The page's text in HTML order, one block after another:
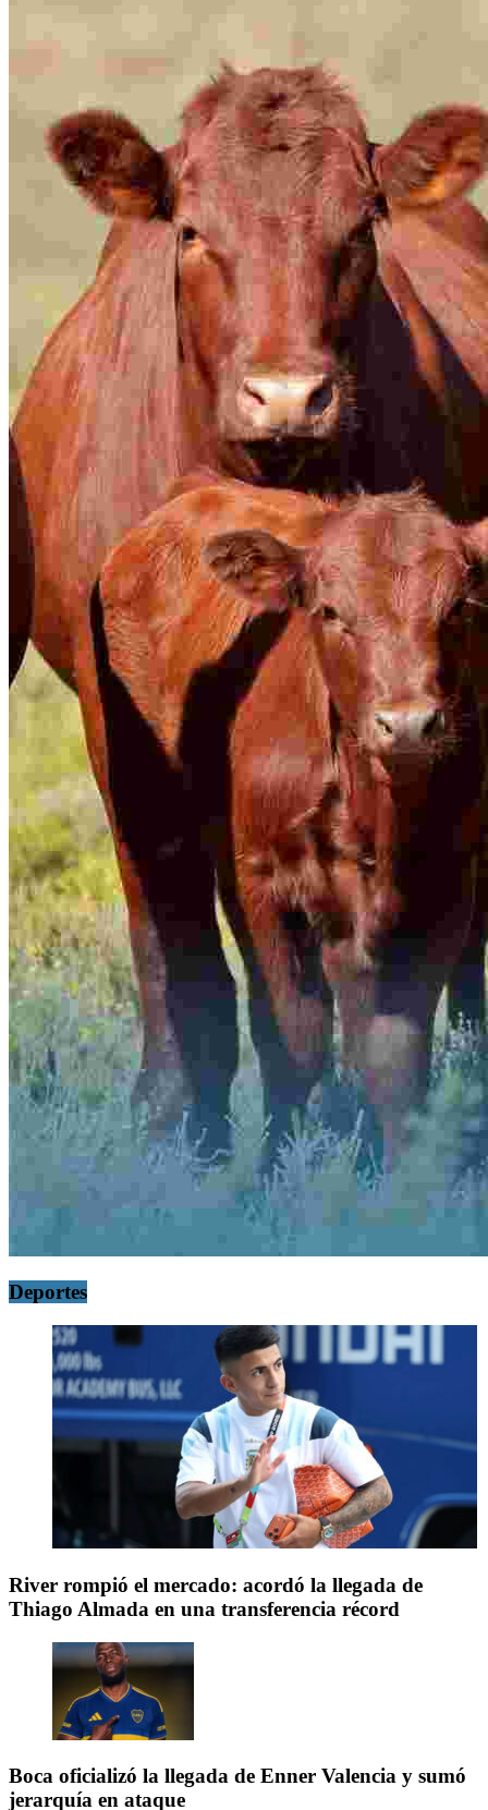
Deportes
River rompió el mercado: acordó la llegada de
Thiago Almada en una transferencia récord
Boca oficializó la llegada de Enner Valencia y sumó
jerarquía en ataque